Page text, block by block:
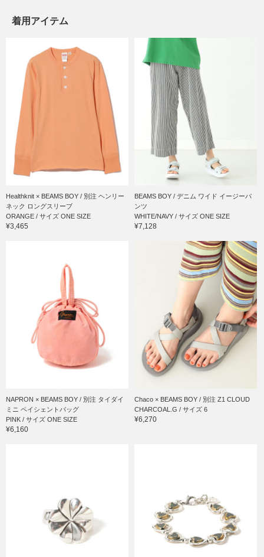
着用アイテム
Healthknit × BEAMS BOY / 別注 ヘンリー
ネック ロングスリーブ
ORANGE / サイズ ONE SIZE
¥3,465
BEAMS BOY / デニム ワイド イージーパ
ンツ
WHITE/NAVY / サイズ ONE SIZE
¥7,128
NAPRON × BEAMS BOY / 別注 タイダイ
ミニ ペイシェントバッグ
PINK / サイズ ONE SIZE
¥6,160
Chaco × BEAMS BOY / 別注 Z1 CLOUD
CHARCOAL.G / サイズ 6
¥6,270